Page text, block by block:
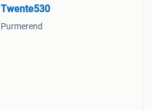
Twente530
Purmerend